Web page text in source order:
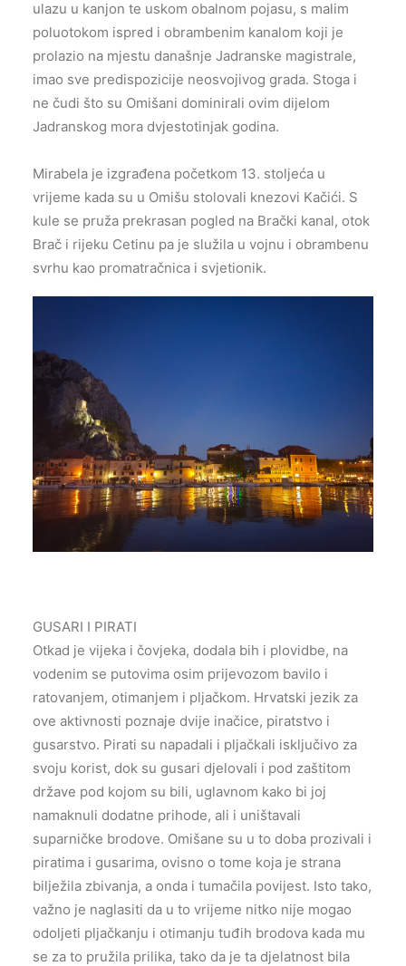
ulazu u kanjon te uskom obalnom pojasu, s malim
poluotokom ispred i obrambenim kanalom koji je
prolazio na mjestu današnje Jadranske magistrale,
imao sve predispozicije neosvojivog grada. Stoga i
ne čudi što su Omišani dominirali ovim dijelom
Jadranskog mora dvjestotinjak godina.
Mirabela je izgrađena početkom 13. stoljeća u
vrijeme kada su u Omišu stolovali knezovi Kačići. S
kule se pruža prekrasan pogled na Brački kanal, otok
Brač i rijeku Cetinu pa je služila u vojnu i obrambenu
svrhu kao promatračnica i svjetionik.
GUSARI I PIRATI
Otkad je vijeka i čovjeka, dodala bih i plovidbe, na
vodenim se putovima osim prijevozom bavilo i
ratovanjem, otimanjem i pljačkom. Hrvatski jezik za
ove aktivnosti poznaje dvije inačice, piratstvo i
gusarstvo. Pirati su napadali i pljačkali isključivo za
svoju korist, dok su gusari djelovali i pod zaštitom
države pod kojom su bili, uglavnom kako bi joj
namaknuli dodatne prihode, ali i uništavali
suparničke brodove. Omišane su u to doba prozivali i
piratima i gusarima, ovisno o tome koja je strana
bilježila zbivanja, a onda i tumačila povijest. Isto tako,
važno je naglasiti da u to vrijeme nitko nije mogao
odoljeti pljačkanju i otimanju tuđih brodova kada mu
se za to pružila prilika, tako da je ta djelatnost bila